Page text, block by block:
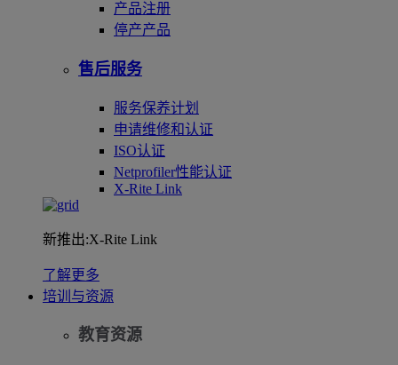
产品注册
停产产品
售后服务
服务保养计划
申请维修和认证
ISO认证
Netprofiler性能认证
X-Rite Link
新推出:X-Rite Link
了解更多
培训与资源
教育资源